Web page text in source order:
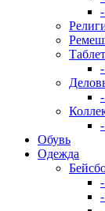
Обувь
Одежда